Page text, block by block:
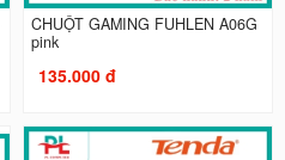
CHUỘT GAMING FUHLEN A06G
pink
135.000 đ